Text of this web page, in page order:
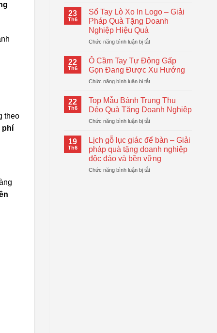
theo
phí
Nhiệt
LocknLock
Quà
Doanh
Nghiệp
Hiện
Đại,
Thực
23
Th6
Sổ Tay Lò Xo In Logo – Giải
Pháp Quà Tặng Doanh
Nghiệp Hiệu Quả
Chức năng bình luận bị tắtở
Tay
Lò
Xo
In
–
Giải
Quà
Doanh
Nghiệp
Hiệu
Quả
22
Th6
Ô Cầm Tay Tự Động Gấp
Gọn Đang Được Xu Hướng
Chức năng bình luận bị tắtở
Tay
Tự
Động
Gọn
Đang
Được
Xu
Hướng
22
Th6
Top Mẫu Bánh Trung Thu
Dẻo Quà Tặng Doanh Nghiệp
Chức năng bình luận bị tắtở
Mẫu
Bánh
Trung
Thu
Dẻo
19
Th6
Lịch gỗ lục giác để bàn – Giải
pháp quà tặng doanh nghiệp
độc đáo và bền vững
Chức năng bình luận bị tắtở